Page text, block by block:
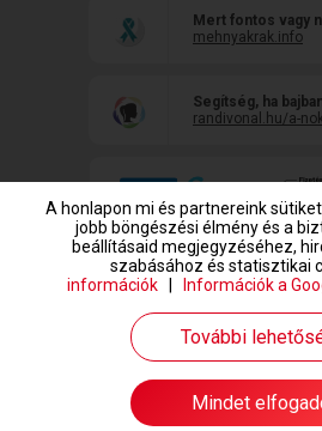
Mert fontos vagy
mehnyakrak.info
Segítség, ha
randivonal.hu/a-
www.randivonal.hu © Copyright 1999-
A honlapon mi és partnereink
jobb böngészési élmény és a
beállításaid megjegyzéséhez,
szabásához és statisztikai
információk
Információk a
További
Mindet